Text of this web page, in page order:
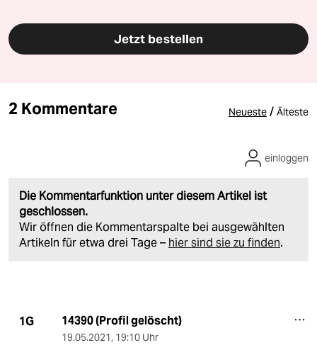
Jetzt bestellen
2 Kommentare Neueste / Älteste
Die Kommentarfunktion unter diesem Artikel ist
geschlossen.
Wir öffnen die Kommentarspalte bei ausgewählten
Artikeln für etwa drei Tage – hier sind sie zu finden.
einloggen
1G 14390 (Profil gelöscht)
19.05.2021, 19:10 Uhr